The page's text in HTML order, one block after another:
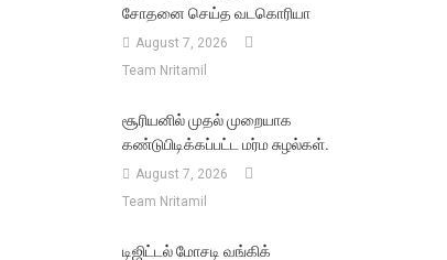
சோதனை செய்த வடகொரியா
August 7, 2026
Team Nritamil
சூரியனில் முதல் முறையாக
கண்டுபிடிக்கப்பட்ட மர்ம சுழல்கள்.
August 7, 2026
Team Nritamil
டிஜிட்டல் மோசடி வங்கிக்